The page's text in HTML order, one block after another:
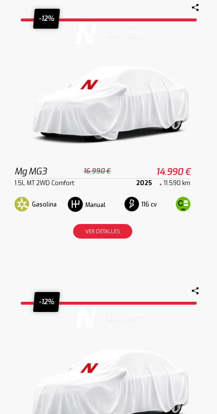
-12%
Mg MG3 16.990 € 14.990 €
1.5L MT 2WD Comfort 2025 11.590 km
Gasolina Manual 116 cv
VER DETALLES
-12%